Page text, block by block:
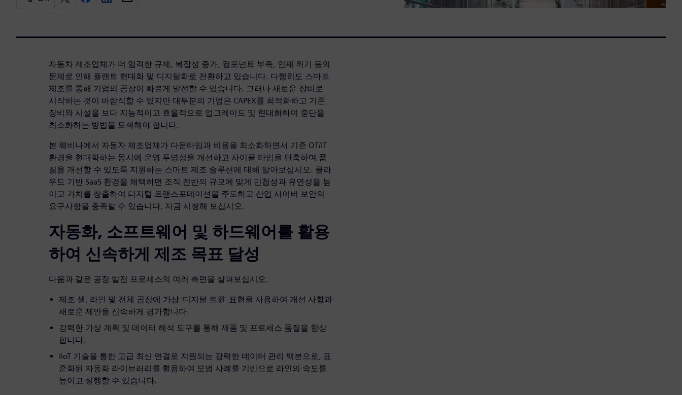
자동차 제조업체가 더 엄격한 규제, 복잡성 증가, 컴포넌트 부족, 인재 위기 등의
문제로 인해 플랜트 현대화 및 디지털화로 전환하고 있습니다. 다행히도 스마트
제조를 통해 기업의 공장이 빠르게 발전할 수 있습니다. 그러나 새로운 장비로
시작하는 것이 바람직할 수 있지만 대부분의 기업은 CAPEX를 최적화하고 기존
장비와 시설을 보다 지능적이고 효율적으로 업그레이드 및 현대화하여 중단을
최소화하는 방법을 모색해야 합니다.
본 웨비나에서 자동차 제조업체가 다운타임과 비용을 최소화하면서 기존 OT/IT
환경을 현대화하는 동시에 운영 투명성을 개선하고 사이클 타임을 단축하며 품
질을 개선할 수 있도록 지원하는 스마트 제조 솔루션에 대해 알아보십시오. 클라
우드 기반 SaaS 환경을 채택하면 조직 전반의 규모에 맞게 민첩성과 유연성을 높
이고 가치를 창출하여 디지털 트랜스포메이션을 주도하고 산업 사이버 보안의
요구사항을 충족할 수 있습니다. 지금 시청해 보십시오.
자동화, 소프트웨어 및 하드웨어를 활용
하여 신속하게 제조 목표 달성
다음과 같은 공장 발전 프로세스의 여러 측면을 살펴보십시오.
제조 셀, 라인 및 전체 공장에 가상 '디지털 트윈' 표현을 사용하여 개선 사항과
새로운 제안을 신속하게 평가합니다.
강력한 가상 계획 및 데이터 해석 도구를 통해 제품 및 프로세스 품질을 향상
합니다.
IIoT 기술을 통한 고급 최신 연결로 지원되는 강력한 데이터 관리 백본으로, 표
준화된 자동화 라이브러리를 활용하여 모범 사례를 기반으로 라인의 속도를
높이고 실행할 수 있습니다.